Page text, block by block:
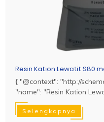
Resin Kation Lewatit S80
{ "@context": "http://
"name": "Resin Kation
Selengkapnya